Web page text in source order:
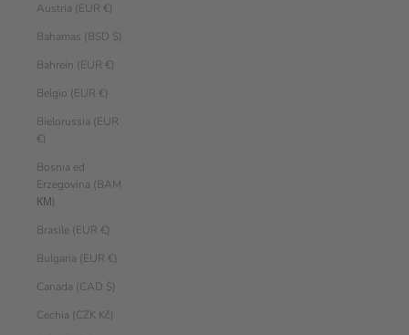
Austria (EUR €)
Bahamas (BSD $)
Bahrein (EUR €)
Belgio (EUR €)
Bielorussia (EUR
€)
Bosnia ed
Erzegovina (BAM
КМ)
Brasile (EUR €)
Bulgaria (EUR €)
Canada (CAD $)
Cechia (CZK Kč)